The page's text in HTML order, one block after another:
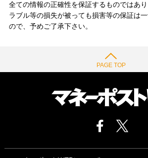
全ての情報の正確性を保証するものではあ
ラブル等の損失が被っても損害等の保証は
ので、予めご了承下さい。
PAGE TOP